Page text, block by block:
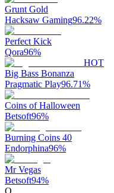
Grunt Gold
Hacksaw Gaming96.22%
Perfect Kick
Qora96%
HOT
Big Bass Bonanza
Pragmatic Play96.71%
Coins of Halloween
Betsoft96%
Burning Coins 40
Endorphina96%
Mr Vegas
Betsoft94%
O